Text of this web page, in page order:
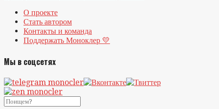
О проекте
Стать автором
Контакты и команда
Поддержать Моноклер 💛
Мы в соцсетях